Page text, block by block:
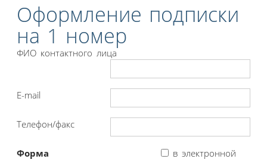
Оформление подписки
на 1 номер
ФИО контактного лица
E-mail
Телефон/факс
Форма
в электронной